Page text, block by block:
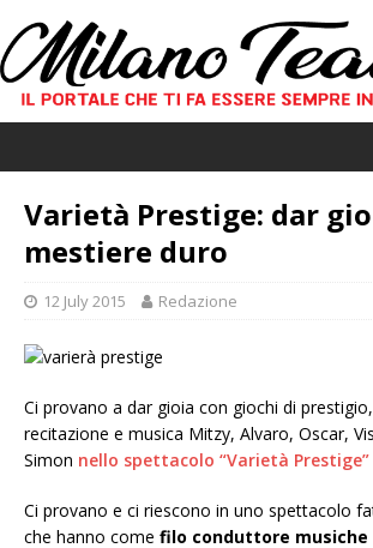
Varietà Prestige: dar
mestiere duro
12 July 2015 Redazione
Ci provano a dar gioia con giochi di
recitazione e musica Mitzy, Alvaro, Oscar,
Simon nello spettacolo “Varietà Prestige”
Ci provano e ci riescono in uno spettacolo
che hanno come filo conduttore musiche